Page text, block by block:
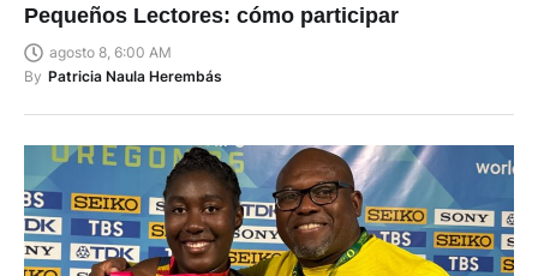
Pequeños Lectores: cómo participar
agosto 8, 6:00 AM
By Patricia Naula Herembás